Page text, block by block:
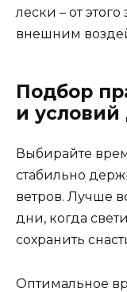
лески – от
внешним
Подбор
и
Выбирайте
стабильно
ветров. Лучше
дни, когда
сохранить
Оптимальное